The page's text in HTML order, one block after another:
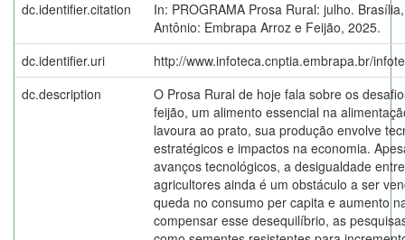
dc.identifier.citation
In: PROGRAMA Prosa Rural: julho.
Antônio: Embrapa Arroz e Feijão, 2025.
dc.identifier.uri
http://www.infoteca.cnptia.embrapa.br/
dc.description
O Prosa Rural de hoje fala sobre os
feijão, um alimento essencial na
lavoura ao prato, sua produção envolve
estratégicos e impactos na economia.
avanços tecnológicos, a desigualdade
agricultores ainda é um obstáculo a ser
queda no consumo per capita e aumento
compensar esse desequilíbrio, as